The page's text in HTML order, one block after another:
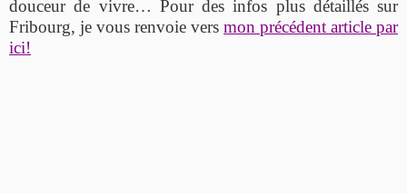
douceur de vivre… Pour des infos plus détaillés sur
Fribourg, je vous renvoie vers mon précédent article par
ici!